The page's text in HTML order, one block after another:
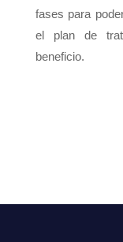
fases para
el plan de
beneficio.